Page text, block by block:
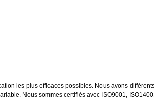
les plus efficaces possibles. Nous avons
Nous sommes certifiés avec ISO9001,